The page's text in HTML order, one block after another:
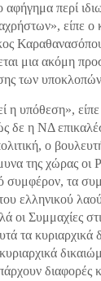
περί
είπε ο
μια ακόμη
των
η υπόθεση»,
η ΝΔ
ο
της χώρας οι
συμφέρον, τα
ελληνικού
οι Συμμαχίες
τα κυριαρχικά
διαφορές